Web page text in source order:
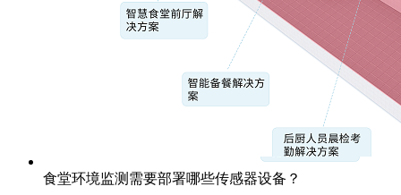
食堂环境监测需要部署哪些传感器设备？